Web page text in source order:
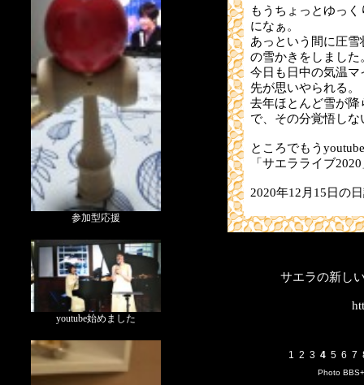
参加型応援
youtube始めました
もうちょっとゆっ
になぁ。
あっという間に圧
の雪かきをしました
今日も日中の気温
先が思いやられる。
去年ほとんど雪が
で、その分覚悟しな
ところでもう
「サエラライブ
2020年12月15日の
サエラの新し
1 2 3 4 5 6 7
Photo BBS+